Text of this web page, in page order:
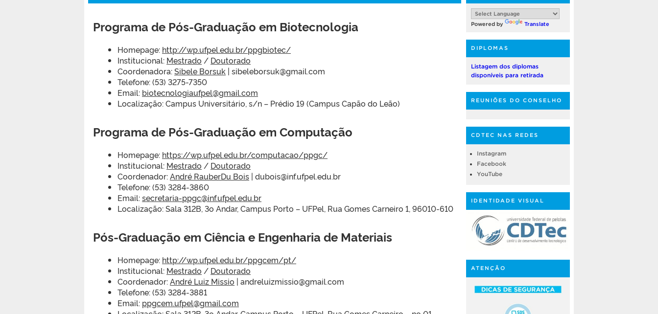
Programa de Pós-Graduação em Biotecnologia
Homepage: http://wp.ufpel.edu.br/ppgbiotec/
Institucional: Mestrado / Doutorado
Coordenadora:Sibele Borsuk | sibeleborsuk@gmail.com
Telefone: (53) 3275-7350
Email: biotecnologiaufpel@gmail.com
Localização: Campus Universitário, s/n – Prédio 19 (Campus Capão do Leão)
Programa de Pós-Graduação em Computação
Homepage: https://wp.ufpel.edu.br/computacao/ppgc/
Institucional: Mestrado / Doutorado
Coordenador:André RauberDu Bois | dubois@inf.ufpel.edu.br
Telefone: (53) 3284-3860
Email:secretaria-ppgc@inf.ufpel.edu.br
Localização: Sala 312B, 3o Andar, Campus Porto – UFPel, Rua Gomes Carneiro 1, 96010-610
Pós-Graduação em Ciência e Engenharia de Materiais
Homepage: http://wp.ufpel.edu.br/ppgcem/pt/
Institucional: Mestrado / Doutorado
Coordenador:André Luiz Missio | andreluizmissio@gmail.com
Telefone: (53) 3284-3881
Email: ppgcem.ufpel@gmail.com
Powered by Translate
DIPLOMAS
Listagem dos diplomas
disponíveis para retirada
REUNIÕES DO CONSELHO
CDTEC NAS REDES
Instagram
Facebook
YouTube
IDENTIDADE VISUAL
ATENÇÃO